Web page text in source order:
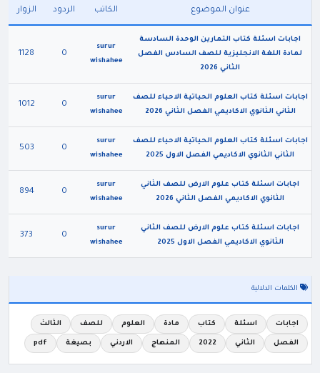
عنوان الموضوع الكاتب الردود الزوار
اجابات اسئلة كتاب التمارين الوحدة السادسة
لمادة اللغة الانجليزية للصف السادس الفصل
الثاني 2026
surur
wishahee
0
1128
اجابات اسئلة كتاب العلوم الحياتية الاحياء للصف
الثاني الثانوي الاكاديمي الفصل الثاني 2026
surur
wishahee
0
1012
اجابات اسئلة كتاب العلوم الحياتية الاحياء للصف
الثاني الثانوي الاكاديمي الفصل الاول 2025
surur
wishahee
0
503
اجابات اسئلة كتاب علوم الارض للصف الثاني
الثانوي الاكاديمي الفصل الثاني 2026
surur
wishahee
0
894
اجابات اسئلة كتاب علوم الارض للصف الثاني
الثانوي الاكاديمي الفصل الاول 2025
surur
wishahee
0
373
الكلمات الدلالية
اجابات اسئلة كتاب مادة العلوم للصف الثالث
الفصل الثاني 2022 المنهاج الاردني بصيغة pdf